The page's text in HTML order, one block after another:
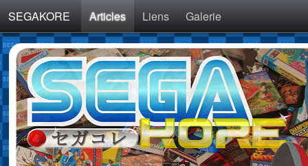
SEGAKORE Articles Liens Galerie